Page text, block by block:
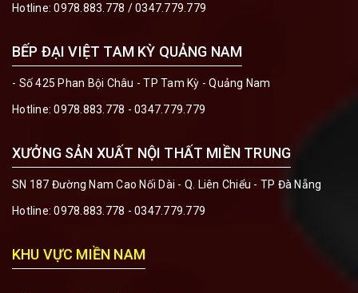
Hotline:0978.883.778 /0347.779.779
BẾP ĐẠI VIỆT TAM KỲ QUẢNG NAM
- Số 425 Phan Bội Châu - TP Tam Kỳ - Quảng Nam
Hotline:0978.883.778 - 0347.779.779
XƯỞNG SẢN XUẤT NỘI THẤT MIỀN TRUNG
SN 187 Đường Nam Cao Nối Dài - Q. Liên Chiểu - TP Đà Nẵng
Hotline:0978.883.778 - 0347.779.779
KHU VỰC MIỀN NAM